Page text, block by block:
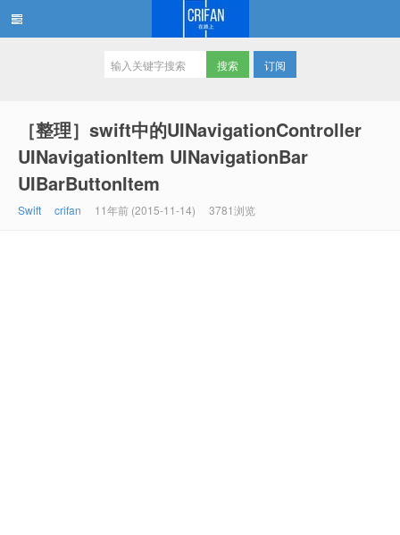
订阅
［整理］swift中的UINavigationController
UINavigationItem UINavigationBar
UIBarButtonItem
Swift crifan 11年前 (2015-11-14) 3781浏览